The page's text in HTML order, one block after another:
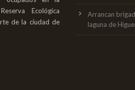
Ecológica
de la ciudad de
Arrancan
laguna de